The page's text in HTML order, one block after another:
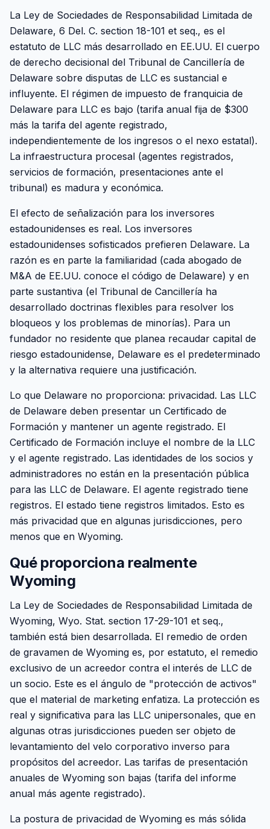
La Ley de Sociedades de Responsabilidad Limitada de
Delaware, 6 Del. C. section 18-101 et seq., es el
estatuto de LLC más desarrollado en EE.UU. El cuerpo
de derecho decisional del Tribunal de Cancillería de
Delaware sobre disputas de LLC es sustancial e
influyente. El régimen de impuesto de franquicia de
Delaware para LLC es bajo (tarifa anual fija de $300
más la tarifa del agente registrado,
independientemente de los ingresos o el nexo estatal).
La infraestructura procesal (agentes registrados,
servicios de formación, presentaciones ante el
tribunal) es madura y económica.
El efecto de señalización para los inversores
estadounidenses es real. Los inversores
estadounidenses sofisticados prefieren Delaware. La
razón es en parte la familiaridad (cada abogado de
M&A de EE.UU. conoce el código de Delaware) y en
parte sustantiva (el Tribunal de Cancillería ha
desarrollado doctrinas flexibles para resolver los
bloqueos y los problemas de minorías). Para un
fundador no residente que planea recaudar capital de
riesgo estadounidense, Delaware es el predeterminado
y la alternativa requiere una justificación.
Lo que Delaware no proporciona: privacidad. Las LLC
de Delaware deben presentar un Certificado de
Formación y mantener un agente registrado. El
Certificado de Formación incluye el nombre de la LLC
y el agente registrado. Las identidades de los socios y
administradores no están en la presentación pública
para las LLC de Delaware. El agente registrado tiene
registros. El estado tiene registros limitados. Esto es
más privacidad que en algunas jurisdicciones, pero
menos que en Wyoming.
Qué proporciona realmente
Wyoming
La Ley de Sociedades de Responsabilidad Limitada de
Wyoming, Wyo. Stat. section 17-29-101 et seq.,
también está bien desarrollada. El remedio de orden
de gravamen de Wyoming es, por estatuto, el remedio
exclusivo de un acreedor contra el interés de LLC de
un socio. Este es el ángulo de "protección de activos"
que el material de marketing enfatiza. La protección es
real y significativa para las LLC unipersonales, que en
algunas otras jurisdicciones pueden ser objeto de
levantamiento del velo corporativo inverso para
propósitos del acreedor. Las tarifas de presentación
anuales de Wyoming son bajas (tarifa del informe
anual más agente registrado).
La postura de privacidad de Wyoming es más sólida